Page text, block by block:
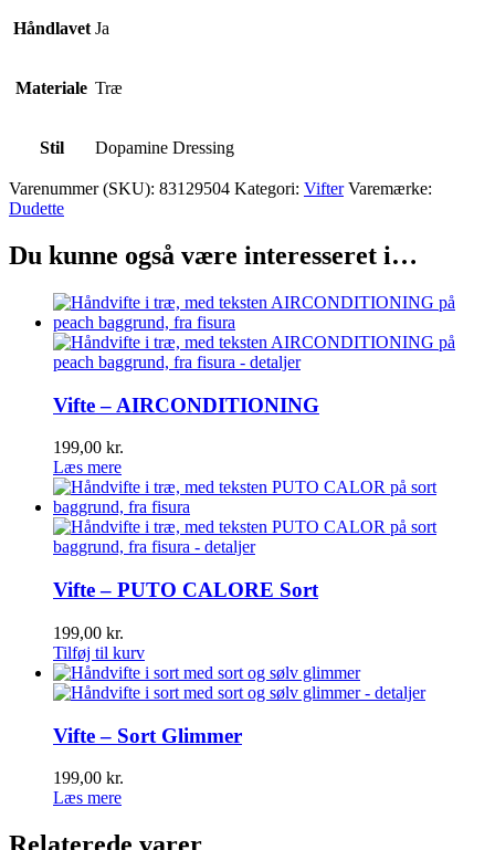
Håndlavet Ja
Materiale Træ
Stil Dopamine Dressing
Varenummer (SKU): 83129504 Kategori: Vifter Varemærke:
Dudette
Du kunne også være interesseret i…
Vifte – AIRCONDITIONING
199,00 kr.
Læs mere
Vifte – PUTO CALORE Sort
199,00 kr.
Tilføj til kurv
Vifte – Sort Glimmer
199,00 kr.
Læs mere